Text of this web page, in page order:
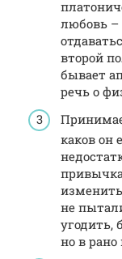
любовь –
второй
бывает
речь о
каков он
не
угодить,
но в рано